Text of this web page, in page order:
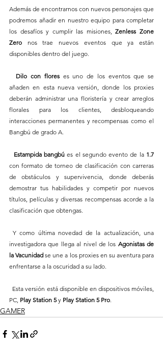
Además de encontrarnos con nuevos personajes que
podremos añadir en nuestro equipo para completar
los desafíos y cumplir las misiones, Zenless Zone
Zero nos trae nuevos eventos que ya están
disponibles dentro del juego.
Dilo con flores es uno de los eventos que se
añaden en esta nueva versión, donde los proxies
deberán administrar una floristería y crear arreglos
florales para los clientes, desbloqueando
interacciones permanentes y recompensas como el
Bangbú de grado A.
Estampida bangbú es el segundo evento de la 1.7
con formato de torneo de clasificación con carreras
de obstáculos y supervivencia, donde deberás
demostrar tus habilidades y competir por nuevos
títulos, películas y diversas recompensas acorde a la
clasificación que obtengas.
investigadora que llega al nivel de los Agonistas de
la Vacunidad se une a los proxies en su aventura para
enfrentarse a la oscuridad a su lado.
PC, Play Station 5 y Play Station 5 Pro
GAMER